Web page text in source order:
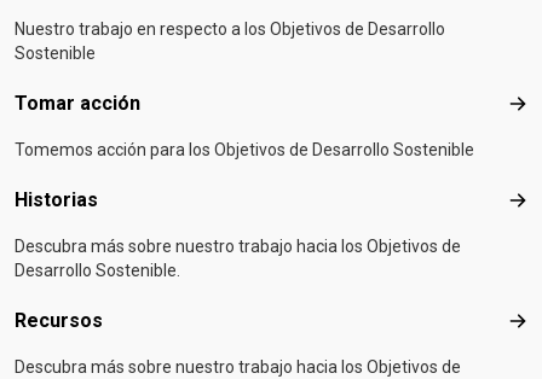
Nuestro trabajo en respecto a los Objetivos de Desarrollo
Sostenible
Tomar acción
Tomemos acción para los Objetivos de Desarrollo Sostenible
Historias
Descubra más sobre nuestro trabajo hacia los Objetivos de
Desarrollo Sostenible.
Recursos
Descubra más sobre nuestro trabajo hacia los Objetivos de